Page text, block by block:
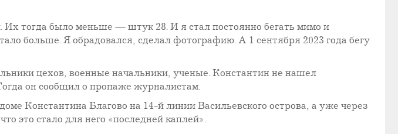
Их тогда было меньше — штук 28. И я стал постоянно бегать мимо и
больше. Я обрадовался, сделал фотографию. А 1 сентября 2023 года бегу
цехов, военные начальники, ученые. Константин не нашел
он сообщил о пропаже журналистам.
Константина Благово на 14-й линии Васильевского острова, а уже через
это стало для него «последней каплей».